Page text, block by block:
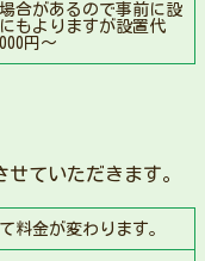
合があるので事前に設
もよりますが設置代
円〜
ていただきます。
料金が変わります。